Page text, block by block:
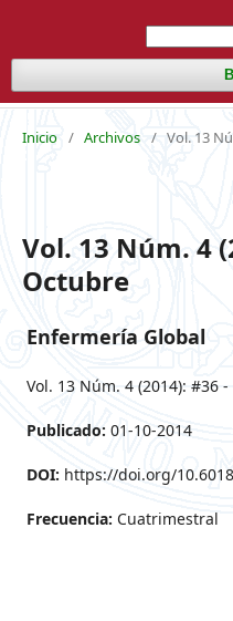
Inicio / Archivos / Vol. 13
Vol. 13 Núm. 4
Octubre
Enfermería Global
Vol. 13 Núm. 4 (2014): #36
Publicado: 01-10-2014
DOI: https://doi.org/
Frecuencia: Cuatrimestral